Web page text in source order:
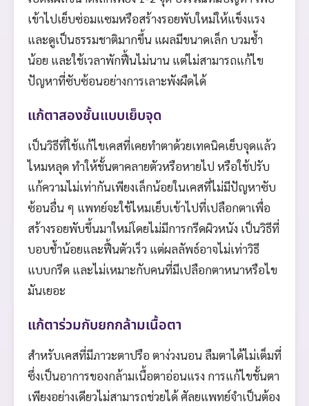
เข้าไปเย็บซ่อมแซมหรือสร้างรอยพับใหม่ให้แข็งแรง
และดูเป็นธรรมชาติมากขึ้น แผลมีขนาดเล็ก บวมช้ำ
น้อย และใช้เวลาพักฟื้นไม่นาน แต่ไม่สามารถแก้ไข
ปัญหาที่ซับซ้อนอย่างการเลาะพังผืดได้
แก้ตาสองชั้นแบบเย็บจุด
เป็นวิธีที่ใช้แก้ไขเคสที่เคยทำตาด้วยเทคนิคเย็บจุดแล้ว
ไหมหลุด ทำให้ชั้นตาคลายตัวหรือหายไป หรือใช้ปรับ
แก้ความไม่เท่ากันเพียงเล็กน้อยในเคสที่ไม่มีปัญหาซับ
ซ้อนอื่น ๆ แพทย์จะใช้ไหมเย็บเข้าไปที่เปลือกตาเพื่อ
สร้างรอยพับขึ้นมาใหม่โดยไม่มีการกรีดผิวหนัง เป็นวิธีที่
บอบช้ำน้อยและฟื้นตัวเร็ว แต่ผลลัพธ์อาจไม่เท่าวิธี
แบบกรีด และไม่เหมาะกับคนที่มีเปลือกตาหนาหรือไข
มันเยอะ
แก้ตาร่วมกับยกกล้ามเนื้อตา
สำหรับเคสที่มีภาวะตาปรือ ตาง่วงนอน ลืมตาได้ไม่เต็มที่
ซึ่งเป็นอาการของกล้ามเนื้อตาอ่อนแรง การแก้ไขชั้นตา
เพียงอย่างเดียวไม่สามารถช่วยได้ ศัลยแพทย์จำเป็นต้อง